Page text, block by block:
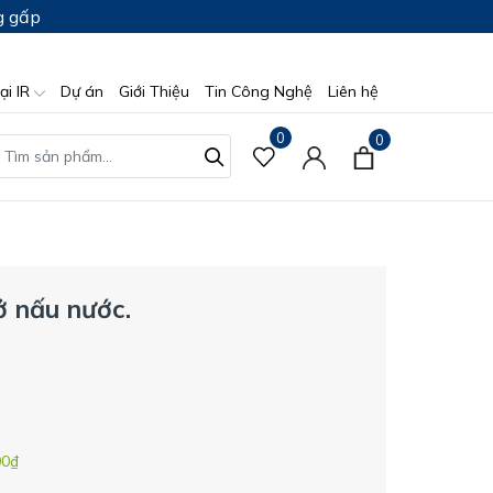
gấp
IR Dự án Giới Thiệu Tin Công Nghệ Liên hệ
0 0
nước.